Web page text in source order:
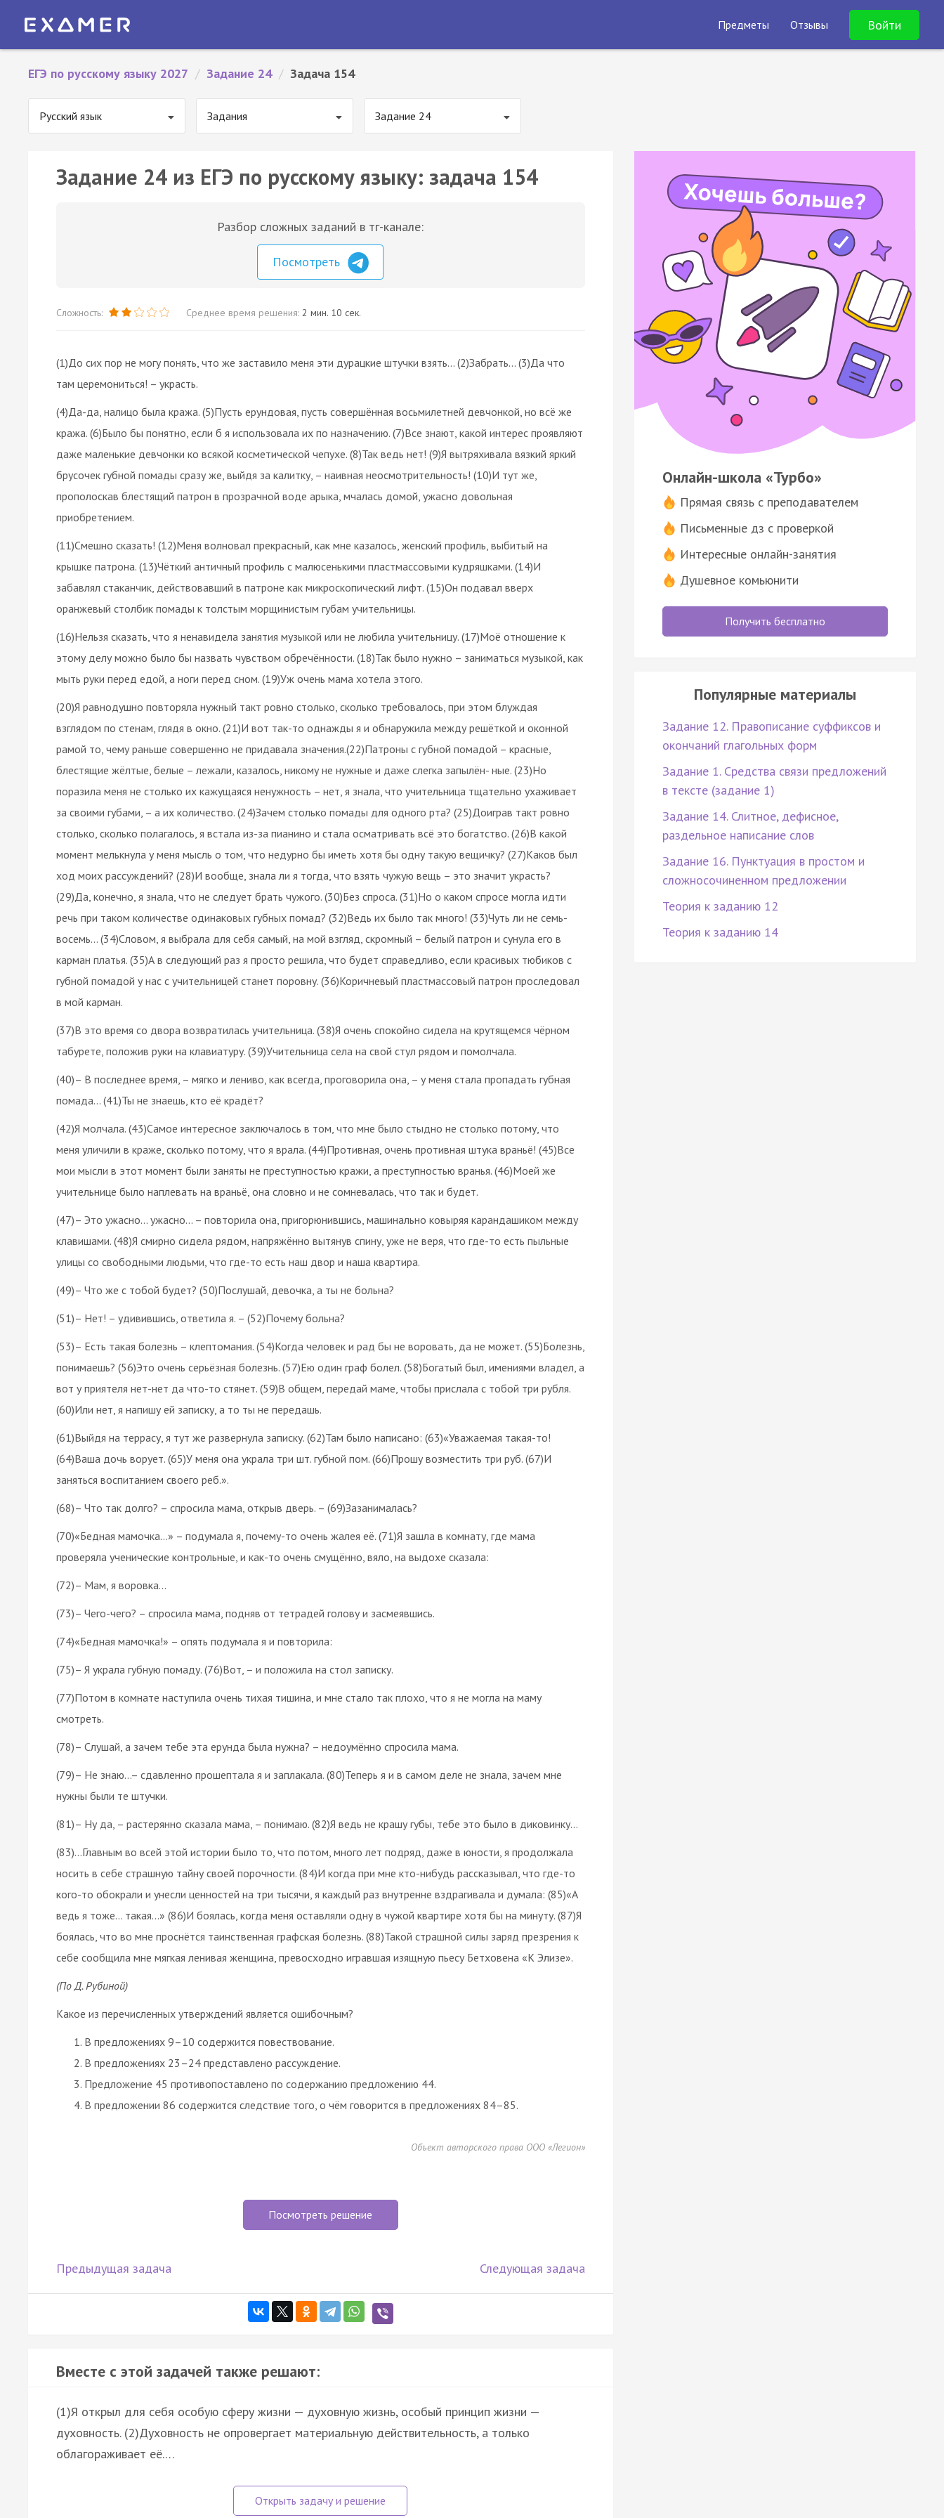
Предметы Отзывы Войти
ЕГЭ по русскому языку 2027 / Задание 24 / Задача 154
Русский язык Задания Задание 24
Задание 24 из ЕГЭ по русскому языку: задача 154
Разбор сложных заданий в тг-канале:
Посмотреть
Сложность: Среднее время решения: 2 мин. 10 сек.
(1)До сих пор не могу понять, что же заставило меня эти дурацкие штучки взять... (2)Забрать... (3)Да что
там церемониться! – украсть.
(4)Да-да, налицо была кража. (5)Пусть ерундовая, пусть совершённая восьмилетней девчонкой, но всё же
кража. (6)Было бы понятно, если б я использовала их по назначению. (7)Все знают, какой интерес проявляют
даже маленькие девчонки ко всякой косметической чепухе. (8)Так ведь нет! (9)Я вытряхивала вязкий яркий
брусочек губной помады сразу же, выйдя зa калитку, – наивная неосмотрительность! (10)И тут же,
прополоскав блестящий патрон в прозрачной воде арыка, мчалась домой, ужасно довольная
приобретением.
(11)Смешно сказать! (12)Меня волновал прекрасный, как мне казалось, женский профиль, выбитый на
крышке патрона. (13)Чёткий античный профиль с малюсенькими пластмассовыми кудряшками. (14)И
забавлял стаканчик, действовавший в патроне как микроскопический лифт. (15)Он подавал ввepx
оранжевый столбик помады к толстым морщинистым губам учительницы.
(16)Нельзя сказать, что я ненавидела занятия музыкой или не любила учительницу. (17)Моё отношение к
этому делу можно было бы назвать чувством обречённости. (18)Так было нужно – заниматься музыкой, как
мыть руки перед едой, а ноги перед сном. (19)Уж очень мама хотела этого.
(20)Я равнодушно повторяла нужный такт ровно столько, сколько требовалось, при этом блуждая
взглядом по стенам, глядя в окно. (21)И вот так-то однажды я и обнаружила между решёткой и оконной
рамой то, чему раньше совершенно не придавала значения.(22)Патроны с губной помадой – красные,
блестящие жёлтые, белые – лежали, казалось, никому не нужные и даже слегка запылён- ные. (23)Но
поразила меня не столько их кажущаяся ненужность – нет, я знала, что учительница тщательно ухаживает
за своими губами, – а их количество. (24)Зачем столько помады для одного рта? (25)Доиграв такт ровно
столько, сколько полагалось, я встала из-за пианино и стала осматривать всё это богатство. (26)В какой
момент мелькнула у меня мысль о том, что недурно бы иметь хотя бы одну такую вещичку? (27)Каков был
ход моих рассуждений? (28)И вообще, знала ли я тогда, что взять чужую вещь – это значит украсть?
(29)Да, конечно, я знала, что не следует брать чужого. (30)Без спроса. (31)Но о каком спросе могла идти
речь при таком количестве одинаковых губных помад? (32)Ведь их было так много! (33)Чуть ли не семь-
восемь... (34)Словом, я выбрала для себя самый, на мой взгляд, скромный – белый патрон и сунула его в
карман платья. (35)А в следующий раз я просто решила, что будет справедливо, если красивых тюбиков с
губной помадой у нас с учительницей станет поровну. (36)Коричневый пластмассовый патрон проследовал
в мой карман.
(37)В это время со двора возвратилась учительница. (38)Я очень спокойно сидела на крутящемся чёрном
табурете, положив руки на клавиатуру. (39)Учительница села на свой стул рядом и помолчала.
(40)– В последнее время, – мягко и лениво, как всегда, проговорила она, – у меня стала пропадать губная
помада... (41)Ты не знаешь, кто её крадёт?
(42)Я молчала. (43)Самое интересное заключалось в том, что мне было стыдно не столько потому, что
меня уличили в краже, сколько потому, что я врала. (44)Противная, очень противная штука враньё! (45)Все
мои мысли в этот момент были заняты не преступностью кражи, а преступностью вранья. (46)Моей же
учительнице было наплевать на враньё, она словно и не сомневалась, что так и будет.
(47)– Это ужасно... ужасно... – повторила она, пригорюнившись, машинально ковыряя карандашиком между
клавишами. (48)Я смирно сидела рядом, напряжённо вытянув спину, уже не веря, что где-то есть пыльные
улицы со свободными людьми, что где-то есть наш двор и наша квартира.
(49)– Что же с тобой будет? (50)Послушай, девочка, а ты не больна?
(51)– Нет! – удивившись, ответила я. – (52)Почему больна?
(53)– Есть такая болезнь – клептомания. (54)Когда человек и рад бы не воровать, да не может. (55)Болезнь,
понимаешь? (56)Это очень серьёзная болезнь. (57)Ею один граф болел. (58)Богатый был, имениями владел, а
вот у приятеля нет-нет да что-то стянет. (59)В общем, передай маме, чтобы прислала с тобой три рубля.
(60)Или нет, я напишу ей записку, а то ты не передашь.
(61)Выйдя на террасу, я тут же развернула записку. (62)Там было написано: (63)«Уважаемая такая-то!
(64)Ваша дочь ворует. (65)У меня она украла три шт. губной пом. (66)Прошу возместить три руб. (67)И
заняться воспитанием своего реб.».
(68)– Что так долго? – спросила мама, открыв дверь. – (69)Зазанималась?
(70)«Бедная мамочка...» – подумала я, почему-то очень жалея её. (71)Я зашла в комнату, где мама
проверяла ученические контрольные, и как-то очень смущённо, вяло, на выдохе сказала:
(72)– Мам, я воровка...
(73)– Чего-чего? – спросила мама, подняв от тетрадей голову и засмеявшись.
(74)«Бедная мамочка!» – опять подумала я и повторила:
(75)– Я украла губную помаду. (76)Вот, – и положила на стол записку.
(77)Потом в комнате наступила очень тихая тишина, и мне стало так плохо, что я не могла на маму
смотреть.
(78)– Слушай, а зачем тебе эта ерунда была нужна? – недоумённо спросила мама.
(79)– Не знаю…– сдавленно прошептала я и заплакала. (80)Теперь я и в самом деле не знала, зачем мне
нужны были те штучки.
(81)– Ну да, – растерянно сказала мама, – понимаю. (82)Я ведь не крашу губы, тебе это было в диковинку…
(83)…Главным во всей этой истории было то, что потом, много лет подряд, даже в юности, я продолжала
носить в себе страшную тайну своей порочности. (84)И когда при мне кто-нибудь рассказывал, что где-то
кого-то обокрали и унесли ценностей на три тысячи, я каждый раз внутренне вздрагивала и думала: (85)«А
ведь я тоже… такая…» (86)И боялась, когда меня оставляли одну в чужой квартире хотя бы на минуту. (87)Я
боялась, что во мне проснётся таинственная графская болезнь. (88)Такой страшной силы заряд презрения к
себе сообщила мне мягкая ленивая женщина, превосходно игравшая изящную пьесу Бетховена «К Элизе».
(По Д. Рубиной)
Какое из перечисленных утверждений является ошибочным?
В предложениях 9–10 содержится повествование.
В предложениях 23–24 представлено рассуждение.
Предложение 45 противопоставлено по содержанию предложению 44.
В предложении 86 содержится следствие того, о чём говорится в предложениях 84–85.
Объект авторского права ООО «Легион»
Посмотреть решение
Предыдущая задача Следующая задача
Вместе с этой задачей также решают:
(1)Я открыл для себя особую сферу жизни — духовную жизнь, особый принцип жизни —
духовность. (2)Духовность не опровергает материальную действительность, а только
облагораживает её.…
Онлайн-школа «Турбо»
Прямая связь с преподавателем
Письменные дз с проверкой
Интересные онлайн-занятия
Душевное комьюнити
Получить бесплатно
Популярные материалы
Задание 12. Правописание суффиксов и
окончаний глагольных форм
Задание 1. Средства связи предложений
в тексте (задание 1)
Задание 14. Слитное, дефисное,
раздельное написание слов
Задание 16. Пунктуация в простом и
сложносочиненном предложении
Теория к заданию 12
Теория к заданию 14